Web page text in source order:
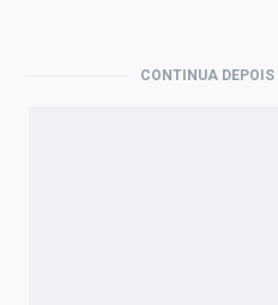
CONTINUA